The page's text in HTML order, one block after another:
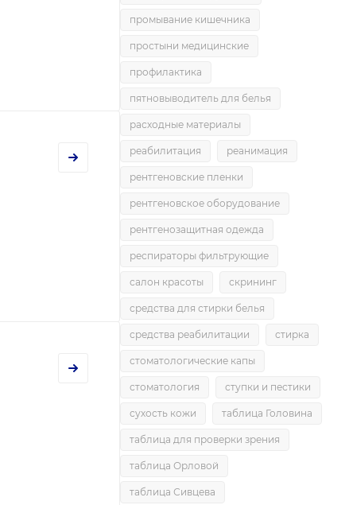
промывание кишечника
простыни медицинские
профилактика
пятновыводитель для белья
расходные материалы
реабилитация реанимация
рентгеновские пленки
рентгеновское оборудование
рентгенозащитная одежда
респираторы фильтрующие
салон красоты скрининг
средства для стирки белья
средства реабилитации стирка
стоматологические капы
стоматология ступки и пестики
сухость кожи таблица Головина
таблица для проверки зрения
таблица Орловой
таблица Сивцева